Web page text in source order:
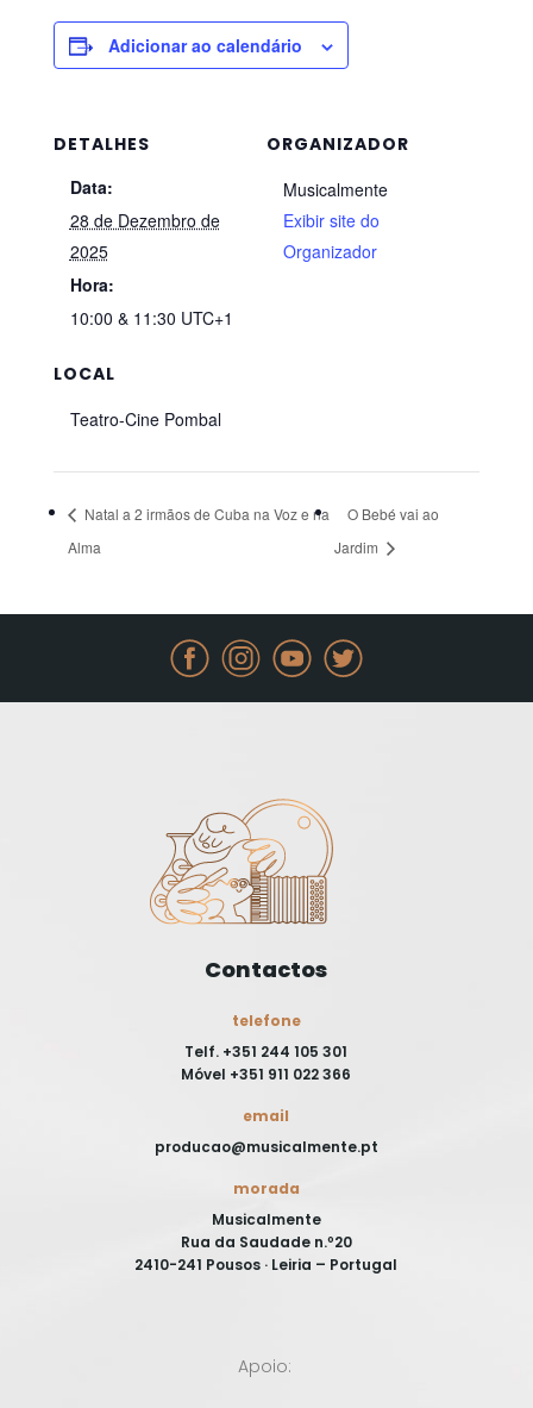
Adicionar ao calendário
DETALHES
Data:
28 de Dezembro de
2025
Hora:
10:00 & 11:30 UTC+1
LOCAL
Teatro-Cine Pombal
ORGANIZADOR
Musicalmente
Exibir site do
Organizador
Natal a 2 irmãos de Cuba na Voz e na
Alma
O Bebé vai ao
Jardim
Contactos
telefone
Telf. +351 244 105 301
Móvel +351 911 022 366
email
producao@musicalmente.pt
morada
Musicalmente
Rua da Saudade n.º20
2410-241 Pousos · Leiria – Portugal
Apoio: